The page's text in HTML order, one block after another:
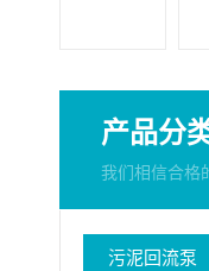
产品分
我们相信合格
污泥回流泵